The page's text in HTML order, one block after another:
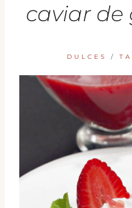
caviar
DULCES /